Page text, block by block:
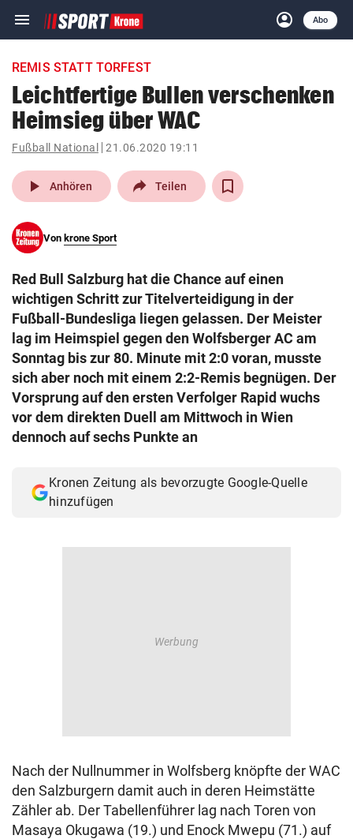
menu Navigation
ein-/ausklappen
account_circle
Anmelden
Abo
close Schließen
account_circle Anmelden
pin_drop
Wien arrow_right
search
eingeben
© Krone Multimedia GmbH & Co KG 2026
Muthgasse 2, 1190 Wien
REMIS STATT TORFEST
Leichtfertige Bullen verschenken
Heimsieg über WAC
Fußball National 21.06.2020 19:11
play_arrow Anhören Teilen
Von krone Sport
Red Bull Salzburg hat die Chance auf einen
wichtigen Schritt zur Titelverteidigung in der
Fußball-Bundesliga liegen gelassen. Der Meister
lag im Heimspiel gegen den Wolfsberger AC am
Sonntag bis zur 80. Minute mit 2:0 voran, musste
sich aber noch mit einem 2:2-Remis begnügen. Der
Vorsprung auf den ersten Verfolger Rapid wuchs
vor dem direkten Duell am Mittwoch in Wien
dennoch auf sechs Punkte an
Kronen Zeitung als bevorzugte Google-Quelle
hinzufügen
Nach der Nullnummer in Wolfsberg knöpfte der WAC
den Salzburgern damit auch in deren Heimstätte
Zähler ab. Der Tabellenführer lag nach Toren von
Masaya Okugawa (19.) und Enock Mwepu (71.) auf